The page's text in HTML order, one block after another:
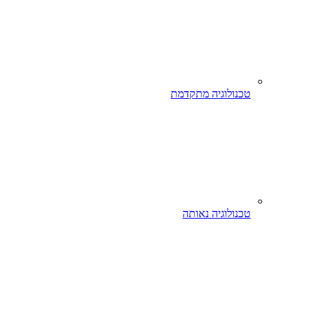
טכנולוגיה מתקדמת
טכנולוגיה נאותה